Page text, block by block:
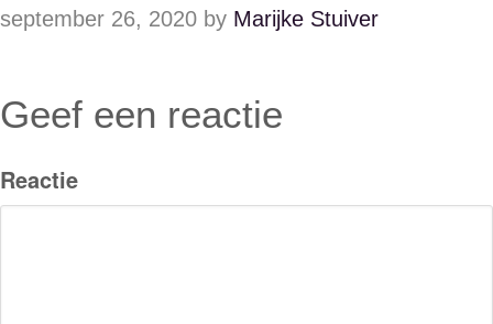
september 26, 2020 by Marijke Stuiver
Geef een reactie
Reactie